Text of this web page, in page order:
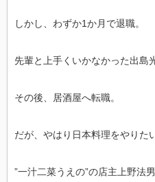
しかし、わずか1か月で退職。
先輩と上手くいかなかった出島
その後、居酒屋へ転職。
だが、やはり日本料理をやりた
”一汁二菜うえの”の店主上野法男